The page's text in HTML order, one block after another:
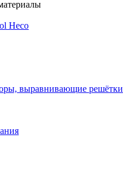
Heco
выравнивающие решётки